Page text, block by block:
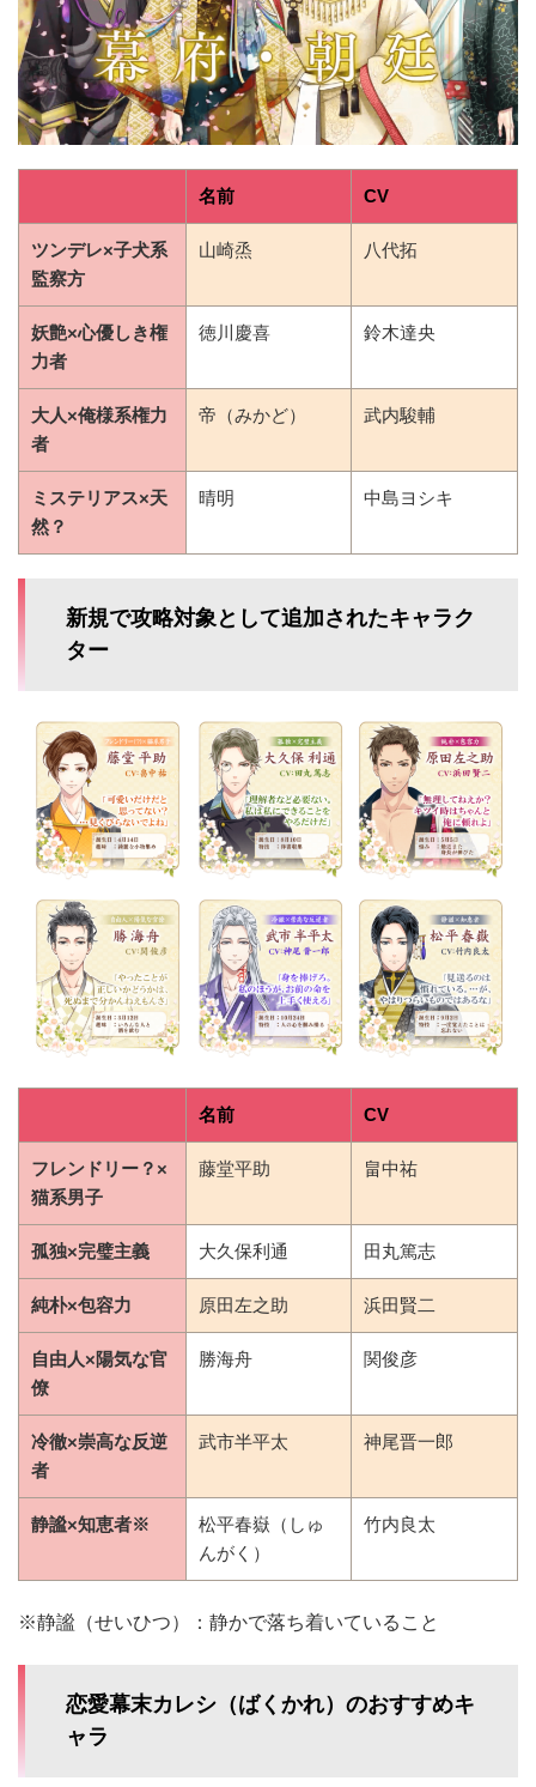
名前 CV
ツンデレ×子犬系
監察方
山崎烝 八代拓
妖艶×心優しき権
力者
徳川慶喜 鈴木達央
大人×俺様系権力
者
帝（みかど） 武内駿輔
ミステリアス×天
然？
晴明 中島ヨシキ
新規で攻略対象として追加されたキャラク
ター
名前 CV
フレンドリー？×
猫系男子
藤堂平助 畠中祐
孤独×完璧主義 大久保利通 田丸篤志
純朴×包容力 原田左之助 浜田賢二
自由人×陽気な官
僚
勝海舟 関俊彦
冷徹×崇高な反逆
者
武市半平太 神尾晋一郎
静謐×知恵者※
松平春嶽（しゅ
んがく）
竹内良太
※静謐（せいひつ）：静かで落ち着いていること
恋愛幕末カレシ（ばくかれ）のおすすめキ
ャラ